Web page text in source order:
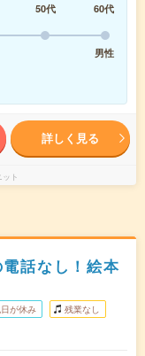
50代
60代
男性
詳しく見る
ト
電話なし！絵本
が休み 残業なし